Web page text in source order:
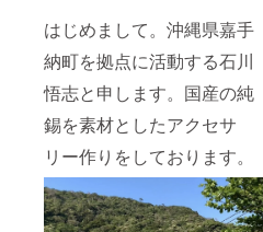
はじめまして。沖縄県嘉手
納町を拠点に活動する石川
悟志と申します。国産の純
錫を素材としたアクセサ
リー作りをしております。